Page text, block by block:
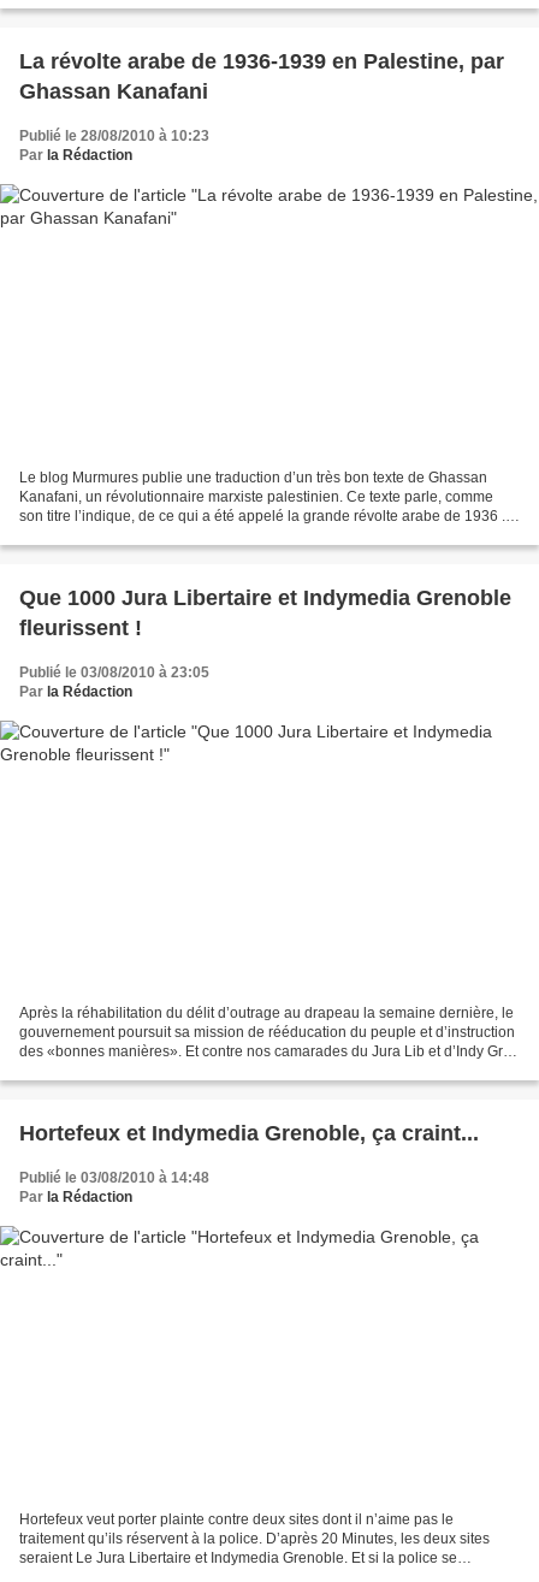
La révolte arabe de 1936-1939 en Palestine, par
Ghassan Kanafani
Publié le 28/08/2010 à 10:23
Par la Rédaction
Le blog Murmures publie une traduction d’un très bon texte de Ghassan
Kanafani, un révolutionnaire marxiste palestinien. Ce texte parle, comme
son titre l’indique, de ce qui a été appelé la grande révolte arabe de 1936 .
Que 1000 Jura Libertaire et Indymedia Grenoble
fleurissent !
Publié le 03/08/2010 à 23:05
Par la Rédaction
Après la réhabilitation du délit d’outrage au drapeau la semaine dernière, le
gouvernement poursuit sa mission de rééducation du peuple et d’instruction
des «bonnes manières». Et contre nos camarades du Jura Lib et d’Indy Gre,
Hortefeux et Indymedia Grenoble, ça craint...
Publié le 03/08/2010 à 14:48
Par la Rédaction
Hortefeux veut porter plainte contre deux sites dont il n’aime pas le
traitement qu’ils réservent à la police. D’après 20 Minutes, les deux sites
seraient Le Jura Libertaire et Indymedia Grenoble. Et si la police se